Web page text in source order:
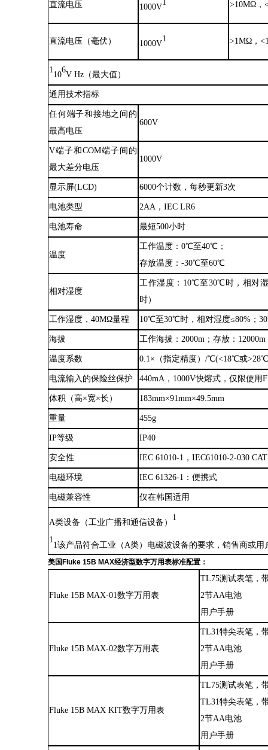
直流电压 1000V >10MΩ ，
直流电压（毫伏） 1000V
1 >1MΩ ，
1
10
6
V Hz（最大值）
通用技术指标
任何端子和接地之间的
最高电压
600V
V端子和COM端子间的
最大差分电压
1000V
显示屏(LCD) 6000个计数，每秒更新3次
电池类型 2AA ，IEC LR6
电池寿命 最短500小时
温度
工作温度：0℃至40℃；
存放温度：-30℃至60℃
相对湿度
工作湿度： 10℃至30℃时，相对
时）
工作湿度，40MΩ量程 10℃至30℃时，相对湿度≤80%；
海拔 工作海拔：2000m；存放：12000m
温度系数 0.1×（指定精度）/℃(<18℃或
电流输入的保险丝保护 440mA，1000V快熔式，仅限使用
体积（高×宽×长） 183mm×91mm×49.5mm
重量 455g
IP等级 IP40
安全性 IEC 61010-1，IEC61010-2-030
电磁环境 IEC 61326-1：便携式
电磁兼容性 仅在韩国适用
A类设备（工业广播和通信设备）
1
1
1该产品符合工业（A类）电磁波设备的要求 ，销售商或用
美国 Fluke 15B MAX经济型数字万用表标准配置：
Fluke 15B MAX-01数字万用表
TL75测试表笔，
2节AA电池
用户手册
Fluke 15B MAX-02数字万用表
TL31特尖表笔，
2节AA电池
用户手册
Fluke 15B MAX KIT数字万用表
TL75测试表笔，
TL31特尖表笔，
2节AA电池
用户手册